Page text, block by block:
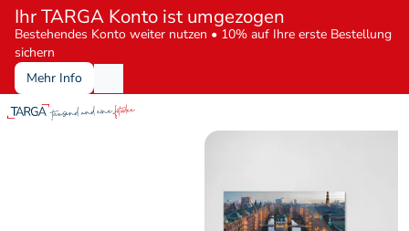
Ihr TARGA Konto ist umgezogen
Bestehendes Konto weiter nutzen • 10% auf Ihre erste Bestellung
sichern
Mehr Info